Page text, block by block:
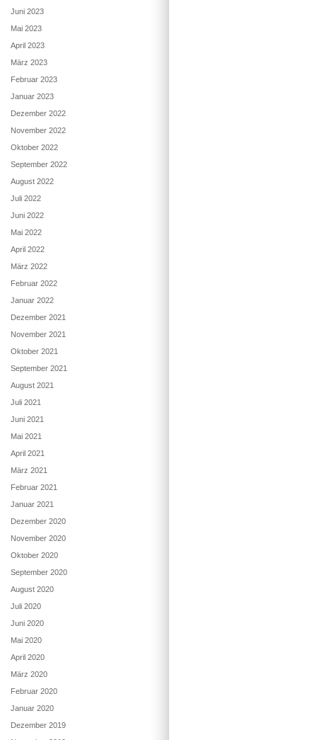
Juni 2023
Mai 2023
April 2023
März 2023
Februar 2023
Januar 2023
Dezember 2022
November 2022
Oktober 2022
September 2022
August 2022
Juli 2022
Juni 2022
Mai 2022
April 2022
März 2022
Februar 2022
Januar 2022
Dezember 2021
November 2021
Oktober 2021
September 2021
August 2021
Juli 2021
Juni 2021
Mai 2021
April 2021
März 2021
Februar 2021
Januar 2021
Dezember 2020
November 2020
Oktober 2020
September 2020
August 2020
Juli 2020
Juni 2020
Mai 2020
April 2020
März 2020
Februar 2020
Januar 2020
Dezember 2019